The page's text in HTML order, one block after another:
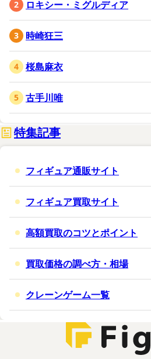
ロキシー・ミグルディア
時崎狂三
桜島麻衣
古手川唯
特集記事
フィギュア通販サイト
フィギュア買取サイト
高額買取のコツとポイント
買取価格の調べ方・相場
クレーンゲーム一覧